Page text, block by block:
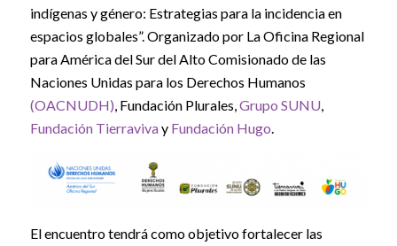
indígenas y género: Estrategias para la incidencia en
espacios globales”. Organizado por La Oficina Regional
para América del Sur del Alto Comisionado de las
Naciones Unidas para los Derechos Humanos
(OACNUDH), Fundación Plurales,Grupo SUNU,
Fundación Tierravivay Fundación Hugo.
El encuentro tendrá como objetivo fortalecer las